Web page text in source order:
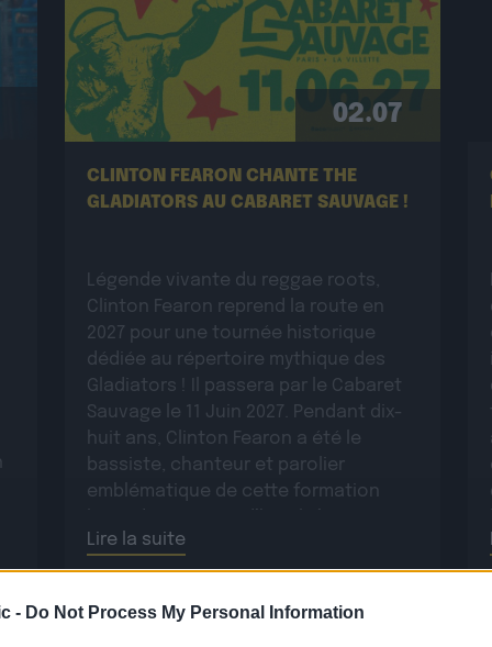
- Do Not Process My Personal Information
02.07
CLINTON FEARON CHANTE THE
GLADIATORS AU CABARET SAUVAGE !
Légende vivante du reggae roots,
Clinton Fearon reprend la route en
2027 pour une tournée historique
dédiée au répertoire mythique des
Gladiators ! Il passera par le Cabaret
Sauvage le 11 Juin 2027. Pendant dix-
huit ans, Clinton Fearon a été le
bassiste, chanteur et parolier
emblématique de cette formation
revisiter […]
Lire la suite